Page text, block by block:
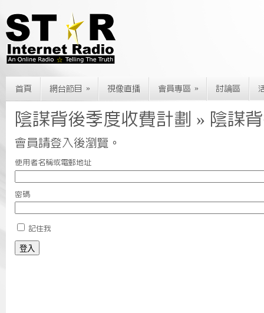
首頁 網台節目 » 視像直播 會員專區 » 討論區
陰謀背後季度收費計劃 » 陰謀
會員請登入後瀏覽。
使用者名稱或電郵地址
密碼
記住我
登入